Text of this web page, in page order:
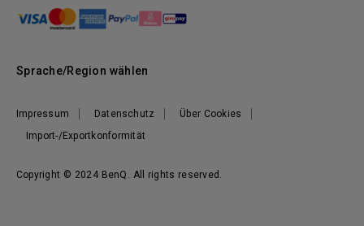
Onlineshop FAQ
BenQ Blog
Nachhaltigkeit
Unser Versprechen
Copyright © 2024 BenQ. All rights reserved.
Impressum Datenschutz
Über Cookies
Import-/Exportkonformität
Sprache/Region wählen